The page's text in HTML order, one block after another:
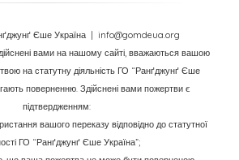
Єше Україна
| info@gomdeua.org
вами на нашому сайті, вважаються вашою
на статутну діяльність ГО “Ранґджунґ Єше
поверненню. Здійснені вами пожертви є
підтвердженням:
вашого переказу відповідно до статутної
ГО “Ранґджунґ Єше Україна”;